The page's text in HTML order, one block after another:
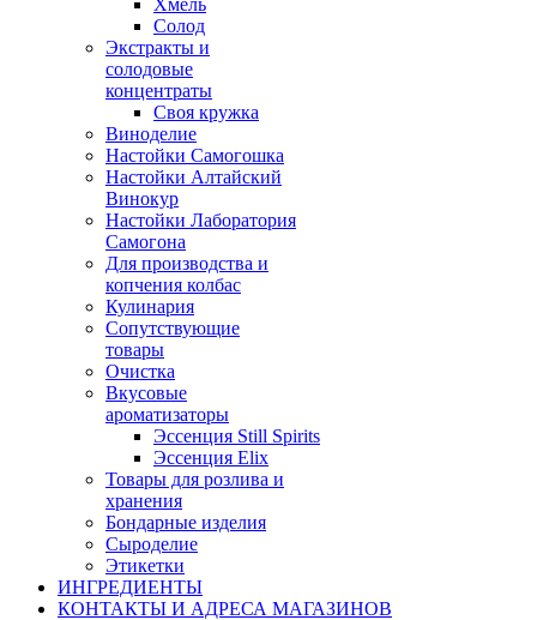
Хмель
Солод
Экстракты и
солодовые
концентраты
Своя кружка
Виноделие
Настойки Самогошка
Настойки Алтайский
Винокур
Настойки Лаборатория
Самогона
Для производства и
копчения колбас
Кулинария
Сопутствующие
товары
Очистка
Вкусовые
ароматизаторы
Эссенция Still Spirits
Эссенция Elix
Товары для розлива и
хранения
Бондарные изделия
Cыроделие
Этикетки
ИНГРЕДИЕНТЫ
КОНТАКТЫ И АДРЕСА МАГАЗИНОВ